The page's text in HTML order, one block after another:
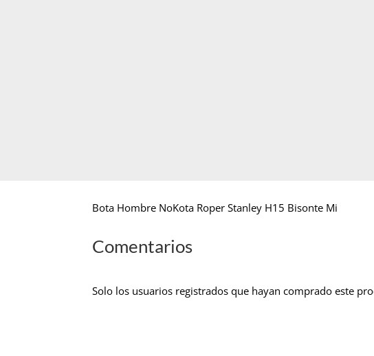
Bota Hombre NoKota Roper Stanley H15 Bisonte Mi
Comentarios
Solo los usuarios registrados que hayan comprado este